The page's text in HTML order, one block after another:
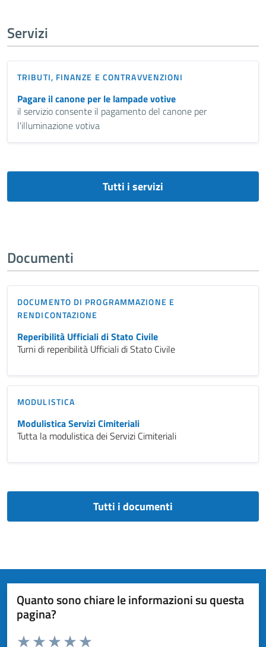
Servizi
TRIBUTI, FINANZE E CONTRAVVENZIONI
Pagare il canone per le lampade votive
il servizio consente il pagamento del canone per
l'illuminazione votiva
Tutti i servizi
Documenti
DOCUMENTO DI PROGRAMMAZIONE E
RENDICONTAZIONE
Reperibilità Ufficiali di Stato Civile
Turni di reperibilità Ufficiali di Stato Civile
MODULISTICA
Modulistica Servizi Cimiteriali
Tutta la modulistica dei Servizi Cimiteriali
Tutti i documenti
Quanto sono chiare le informazioni su questa
pagina?
Valuta da 1 a 5 stelle la pagina